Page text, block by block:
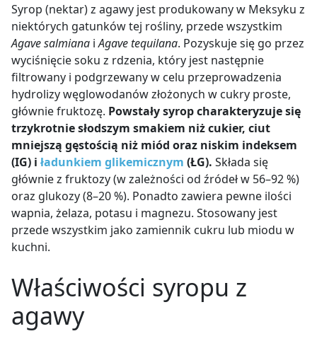
Syrop (nektar) z agawy jest produkowany w Meksyku z
niektórych gatunków tej rośliny, przede wszystkim
Agave salmiana iAgave tequilana. Pozyskuje się go przez
wyciśnięcie soku z rdzenia, który jest następnie
filtrowany i podgrzewany w celu przeprowadzenia
hydrolizy węglowodanów złożonych w cukry proste,
głównie fruktozę. Powstały syrop charakteryzuje się
trzykrotnie słodszym smakiem niż cukier, ciut
mniejszą gęstością niż miód oraz niskim indeksem
(IG) i ładunkiem glikemicznym (ŁG). Składa się
głównie z fruktozy (w zależności od źródeł w 56–92 %)
oraz glukozy (8–20 %). Ponadto zawiera pewne ilości
wapnia, żelaza, potasu i magnezu. Stosowany jest
przede wszystkim jako zamiennik cukru lub miodu w
kuchni.
Właściwości syropu z
agawy